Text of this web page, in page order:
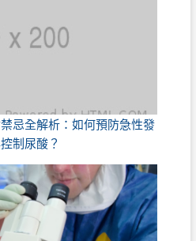
忌全解析：如何預防急性發
制尿酸？